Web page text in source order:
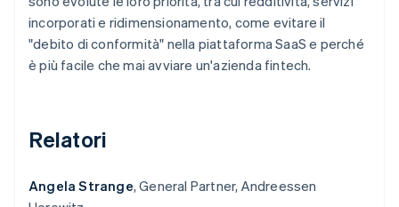
Scopri cosa ti aspetta
Radar
Prevenzione delle frodi
Rimozione del carbonio
Verifica online dell'identità
Ecosistema
incorporati e ridimensionamento, come evitare il
"debito di conformità" nella piattaforma SaaS e perché
è più facile che mai avviare un'azienda fintech.
Relatori
Angela Strange, General Partner, Andreessen